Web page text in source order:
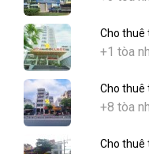
Cho thuê
+1 tòa
Cho thuê
+8 tòa
Cho thuê